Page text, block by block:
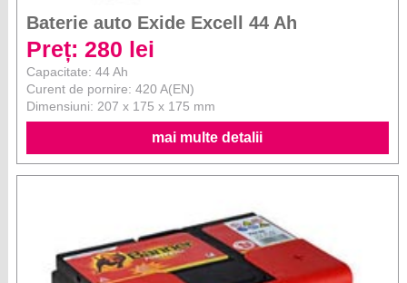
Baterie auto Exide Excell 44 Ah
Preț: 280 lei
Capacitate: 44 Ah
Curent de pornire: 420 A(EN)
Dimensiuni: 207 x 175 x 175 mm
mai multe detalii